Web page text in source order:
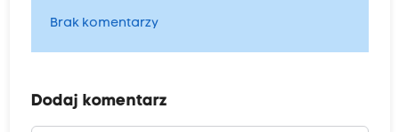
Brak komentarzy
Dodaj komentarz